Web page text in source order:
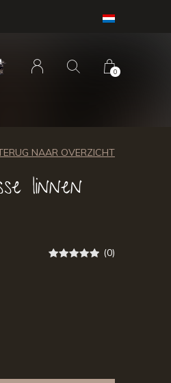
0
linnen
NAAR OVERZICHT
(0)